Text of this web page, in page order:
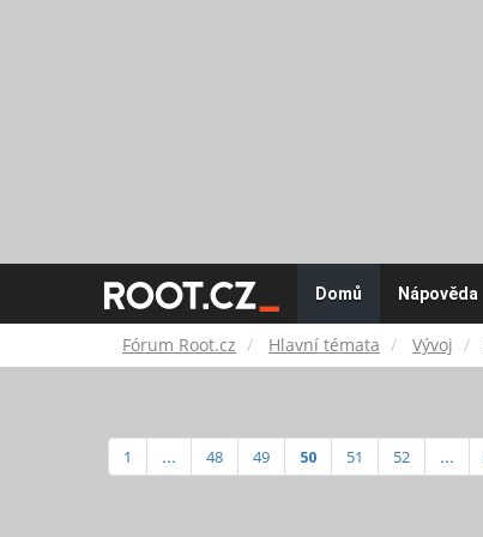
Fórum
Root.cz
Domů Nápověda
Fórum Root.cz Hlavní témata Vývoj
1 ... 48 49 50 51 52 ...